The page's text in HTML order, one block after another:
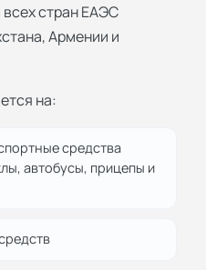
всех стран ЕАЭС
Армении и
на:
средства
автобусы, прицепы и